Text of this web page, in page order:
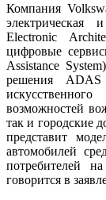
Компания
электрическая
Electronic
цифровые
Assistance
решения
возможностей
так и городские
представит
автомобилей
потребителей
говорится в